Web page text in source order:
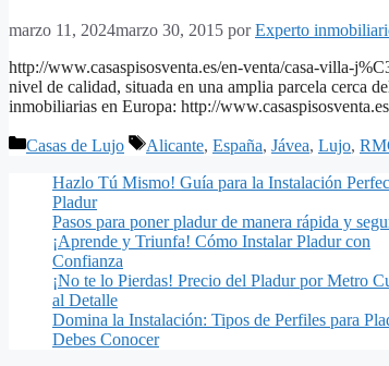
marzo 11, 2024marzo 30, 2015 porExperto
http://www.casaspisosventa.es/en-venta/casa-villa-
nivel de calidad, situada en una amplia parcela cerca
inmobiliarias en Europa: http://
Categorías
Casas de Lujo Etiquetas
Alicante, España, Jávea, Lujo,
Hazlo Tú Mismo! Guía para la Instalación
Pladur
Pasos para poner pladur de manera rápida y
¡Aprende y Triunfa! Cómo Instalar Pladur con
Confianza
¡No te lo Pierdas! Precio del Pladur por Metro
al Detalle
Domina la Instalación: Tipos de Perfiles para
Debes Conocer